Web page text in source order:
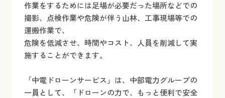
作業をするためには足場が必要だった場所などでの
撮影、点検作業や危険が伴う山林、工事現場等での
運搬作業で、
危険を低減させ、時間やコスト、人員を削減して実
施することができます。
「中電ドローンサービス」は、中部電力グループの
一員として、「ドローンの力で、もっと便利で安全